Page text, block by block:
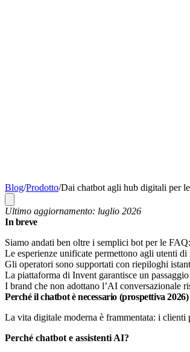
Blog/Prodotto/Dai chatbot agli hub digitali per
Ultimo aggiornamento: luglio 2026
In breve
Siamo andati ben oltre i semplici bot per le
Le esperienze unificate permettono agli utenti
Gli operatori sono supportati con riepiloghi
La piattaforma di Invent garantisce un
I brand che non adottano l’AI conversazionale
Perché il chatbot è necessario (prospettiva 2026)
La vita digitale moderna è frammentata: i clienti
Perché chatbot e assistenti AI?